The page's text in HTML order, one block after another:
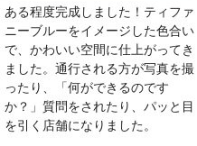
ある程度完成しました！ティファ
ニーブルーをイメージした色合い
で、かわいい空間に仕上がってき
ました。通行される方が写真を撮
ったり、「何ができるのです
か？」質問をされたり、パッと目
を引く店舗になりました。